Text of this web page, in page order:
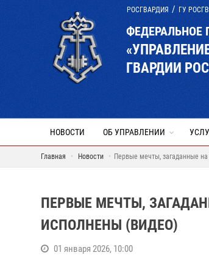
РОСГВАРДИЯ ГУ
ФЕДЕРАЛЬНОЕ
ГВАРДИИ
НОВОСТИ ОБ УПРАВЛЕНИИ
Главная Новости Первые мечты, загаданные
ПЕРВЫЕ МЕЧТЫ,
ИСПОЛНЕНЫ (ВИДЕО)
01 января 2026, 10:00